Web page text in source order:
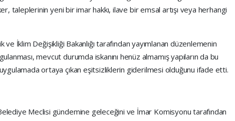
taleplerinin yeni bir imar hakkı, ilave bir emsal artışı veya herhangi
İklim Değişikliği Bakanlığı tarafından yayımlanan düzenlemenin
mevcut durumda iskanını henüz almamış yapıların da bu
ortaya çıkan eşitsizliklerin giderilmesi olduğunu ifade etti.
Meclisi gündemine geleceğini ve İmar Komisyonu tarafından